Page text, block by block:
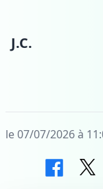
J.C.
le 07/07/2026 à